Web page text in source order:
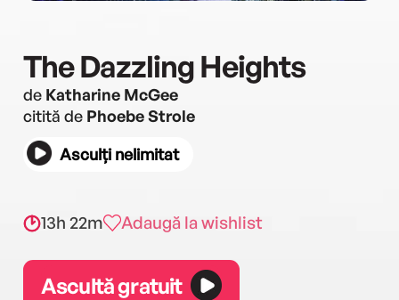
The Dazzling Heights
de Katharine McGee
citită de Phoebe Strole
Asculți nelimitat
13h 22m Adaugă la wishlist
Ascultă gratuit